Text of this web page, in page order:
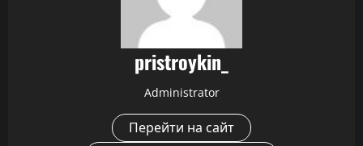
pristroykin_
Administrator
Перейти на сайт